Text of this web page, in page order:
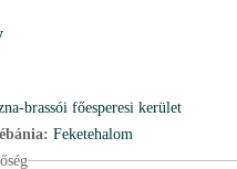
brassói főesperesi kerület
Feketehalom